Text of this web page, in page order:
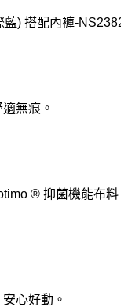
藍) 搭配內褲-
無痕。
® 抑菌機能布
心好動。